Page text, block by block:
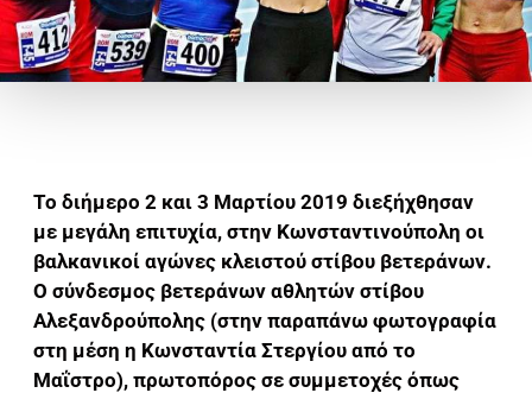
Το διήμερο 2 και 3 Μαρτίου 2019 διεξήχθησαν
με μεγάλη επιτυχία, στην Κωνσταντινούπολη οι
βαλκανικοί αγώνες κλειστού στίβου βετεράνων.
Ο σύνδεσμος βετεράνων αθλητών στίβου
Αλεξανδρούπολης (στην παραπάνω φωτογραφία
στη μέση η Κωνσταντία Στεργίου από το
Μαΐστρο), πρωτοπόρος σε συμμετοχές όπως